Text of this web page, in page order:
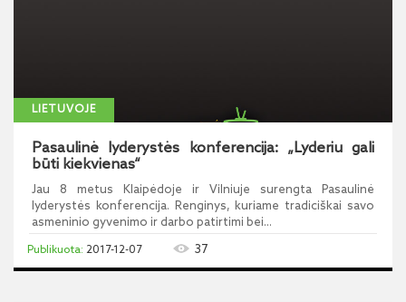
LIETUVOJE
Pasaulinė lyderystės konferencija: „Lyderiu gali
būti kiekvienas“
Jau 8 metus Klaipėdoje ir Vilniuje surengta Pasaulinė
lyderystės konferencija. Renginys, kuriame tradiciškai savo
asmeninio gyvenimo ir darbo patirtimi bei...
2017-12-07 37